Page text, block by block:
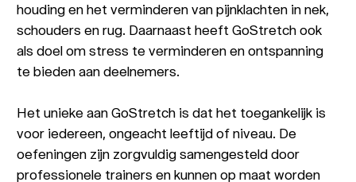
houding en het verminderen van pijnklachten in nek,
schouders en rug. Daarnaast heeft GoStretch ook
als doel om stress te verminderen en ontspanning
te bieden aan deelnemers.
Het unieke aan GoStretch is dat het toegankelijk is
voor iedereen, ongeacht leeftijd of niveau. De
oefeningen zijn zorgvuldig samengesteld door
professionele trainers en kunnen op maat worden